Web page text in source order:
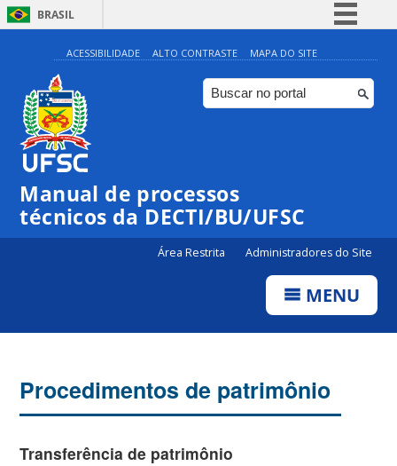
BRASIL
Simplifique!
Comunica BR
Participe
ACESSIBILIDADE ALTO CONTRASTE MAPA DO SITE
Manual de processos
técnicos da DECTI/BU/UFSC
Área Restrita Administradores do Site
MENU
Procedimentos de patrimônio
Transferência de patrimônio